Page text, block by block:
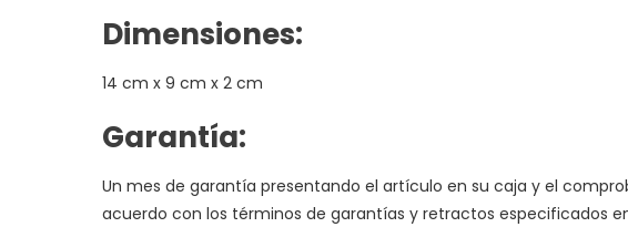
Dimensiones:
14 cm x 9 cm x 2 cm
Garantía:
Un mes de garantía presentando el artículo en su caja y el
acuerdo con los términos de garantías y retractos especificados